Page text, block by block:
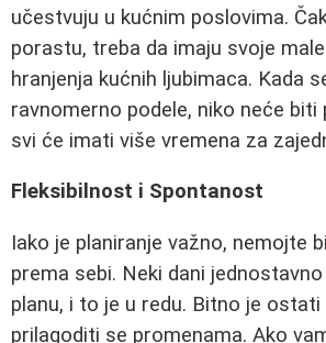
učestvuju u kućnim poslovima.
porastu, treba da imaju svoje
hranjenja kućnih ljubimaca. Kada
ravnomerno podele, niko neće biti
svi će imati više vremena za
Fleksibilnost i Spontanost
Iako je planiranje važno, nemojte
prema sebi. Neki dani
planu, i to je u redu. Bitno je ostati
prilagoditi se promenama. Ako